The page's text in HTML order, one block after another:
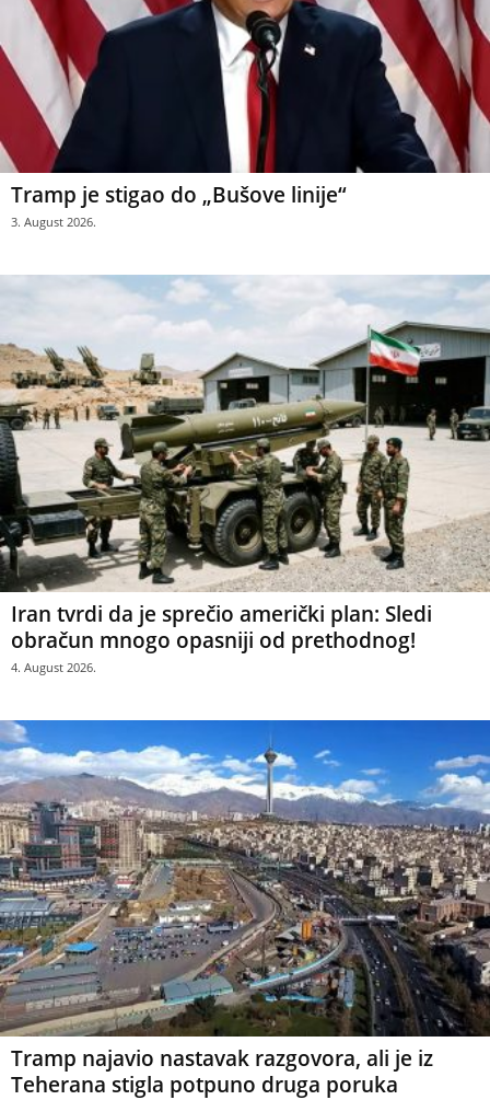
Tramp je stigao do „Bušove linije“
3. August 2026.
Iran tvrdi da je sprečio američki plan: Sledi
obračun mnogo opasniji od prethodnog!
4. August 2026.
Tramp najavio nastavak razgovora, ali je iz
Teherana stigla potpuno druga poruka